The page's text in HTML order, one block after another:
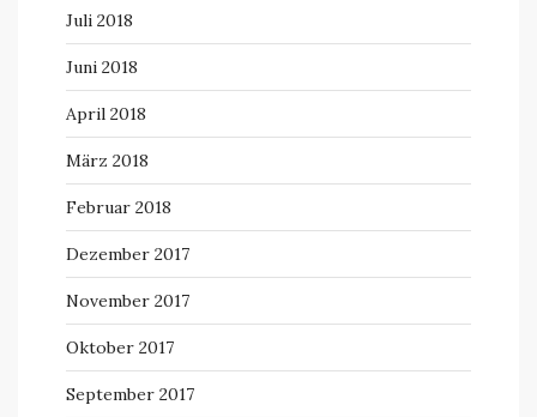
Juli 2018
Juni 2018
April 2018
März 2018
Februar 2018
Dezember 2017
November 2017
Oktober 2017
September 2017